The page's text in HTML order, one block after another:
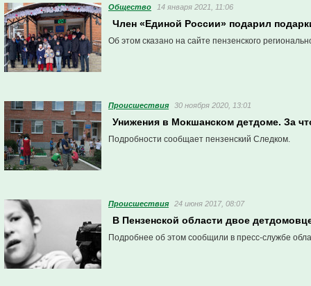
Общество 14 января 2021, 11:06
Член «Единой России» подарил
Об этом сказано на сайте пензенского
Проиcшествия 30 ноября 2020, 13:01
Унижения в Мокшанском детдоме. За
Подробности сообщает пензенский Следком.
Проиcшествия 24 июня 2017, 08:07
В Пензенской области двое
Подробнее об этом сообщили в пресс-службе